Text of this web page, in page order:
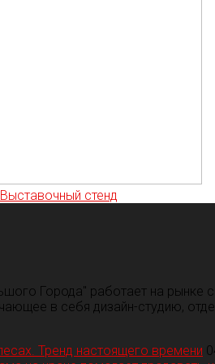
стенд
Города" работает на рынке
в себя дизайн-студию,
Тренд настоящего времени